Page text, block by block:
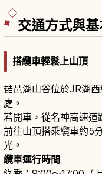
交通方式與
搭纜車輕鬆上山頂
琵琶湖山谷位於JR湖
處。
若開車，從名神高速道
前往山頂搭乘纜車約5
光。
纜車運行時間